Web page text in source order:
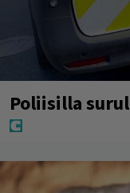
Poliisilla